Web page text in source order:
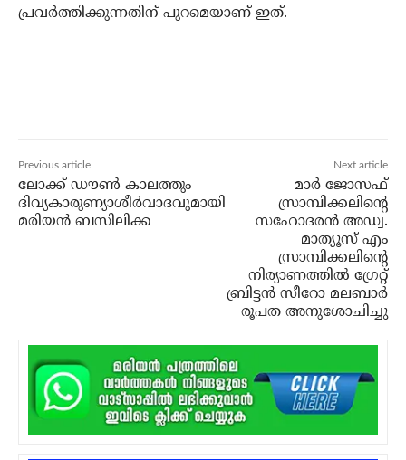
പ്രവര്‍ത്തിക്കുന്നതിന് പുറമെയാണ് ഇത്.
Previous article
ലോക്ക് ഡൗണ്‍ കാലത്തും
ദിവ്യകാരുണ്യാശീര്‍വാദവുമായി
മരിയന്‍ ബസിലിക്ക
Next article
മാർ ജോസഫ്
സ്രാമ്പിക്കലിന്റെ
സഹോദരൻ അഡ്വ.
മാത്യൂസ് എം
സ്രാമ്പിക്കലിന്റെ
നിര്യാണത്തിൽ ഗ്രേറ്റ്
ബ്രിട്ടൻ സീറോ മലബാർ
രൂപത അനുശോചിച്ചു